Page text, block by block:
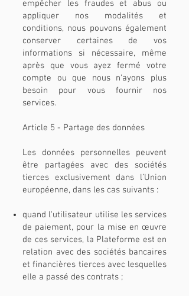
empêcher les fraudes et abus ou
appliquer nos modalités et
conditions, nous pouvons également
conserver certaines de vos
informations si nécessaire, même
après que vous ayez fermé votre
compte ou que nous n'ayons plus
besoin pour vous fournir nos
services.
Article 5 - Partage des données
Les données personnelles peuvent
être partagées avec des sociétés
tierces exclusivement dans l’Union
européenne, dans les cas suivants :
quand l'utilisateur utilise les services
de paiement, pour la mise en œuvre
de ces services, la Plateforme est en
relation avec des sociétés bancaires
et financières tierces avec lesquelles
elle a passé des contrats ;